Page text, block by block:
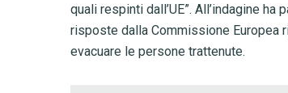
quali respinti dall’UE”. All’indagine
risposte dalla Commissione Europea
evacuare le persone trattenute.